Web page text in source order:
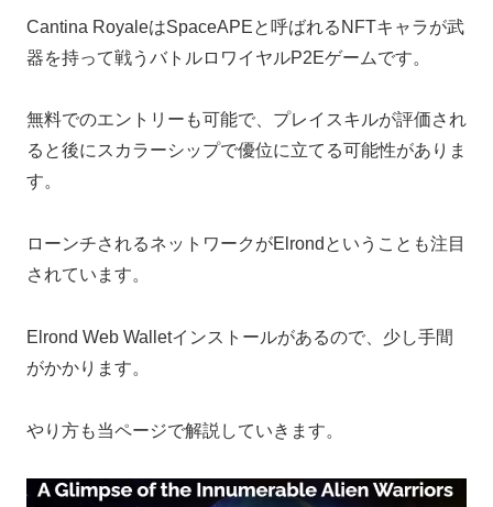
Cantina RoyaleはSpaceAPEと呼ばれるNFTキャラが武
器を持って戦うバトルロワイヤルP2Eゲームです。
無料でのエントリーも可能で、プレイスキルが評価され
ると後にスカラーシップで優位に立てる可能性がありま
す。
ローンチされるネットワークがElrondということも注目
されています。
Elrond Web Walletインストールがあるので、少し手間
がかかります。
やり方も当ページで解説していきます。